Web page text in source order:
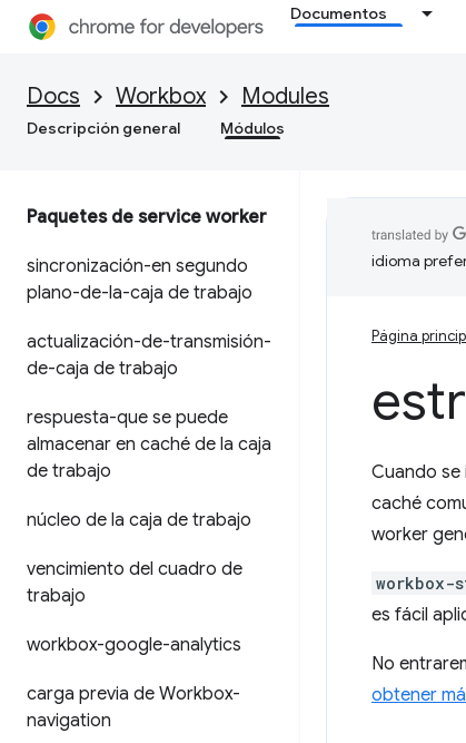
Documentos
Docs Workbox Modules
Descripción general Módulos
Paquetes de service worker
sincronización-en segundo
plano-de-la-caja de trabajo
actualización-de-transmisión-
de-caja de trabajo
respuesta-que se puede
almacenar en caché de la caja
de trabajo
núcleo de la caja de trabajo
vencimiento del cuadro de
trabajo
workbox-google-analytics
carga previa de Workbox-
navigation
idioma
Página
Cuando se
caché
worker
workbox-
es fácil
No
obtener